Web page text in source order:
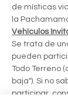
de místicas
la
Vehículos
Se trata de
pueden
Todo Terreno
baja"). Si no
participar,